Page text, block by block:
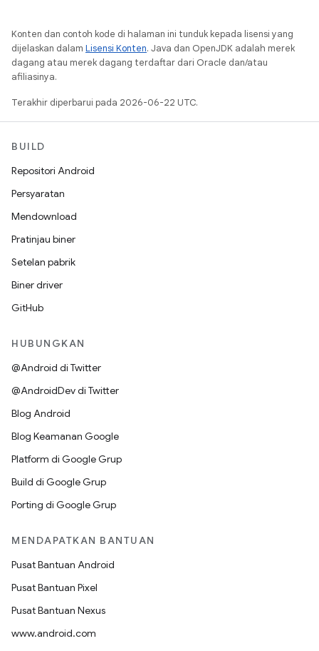
Konten dan contoh kode di halaman ini tunduk kepada lisensi yang
dijelaskan dalam Lisensi Konten. Java dan OpenJDK adalah merek
dagang atau merek dagang terdaftar dari Oracle dan/atau
afiliasinya.
Terakhir diperbarui pada 2026-06-22 UTC.
BUILD
Repositori Android
Persyaratan
Mendownload
Pratinjau biner
Setelan pabrik
Biner driver
GitHub
HUBUNGKAN
@Android di Twitter
@AndroidDev di Twitter
Blog Android
Blog Keamanan Google
Platform di Google Grup
Build di Google Grup
Porting di Google Grup
MENDAPATKAN BANTUAN
Pusat Bantuan Android
Pusat Bantuan Pixel
Pusat Bantuan Nexus
www.android.com